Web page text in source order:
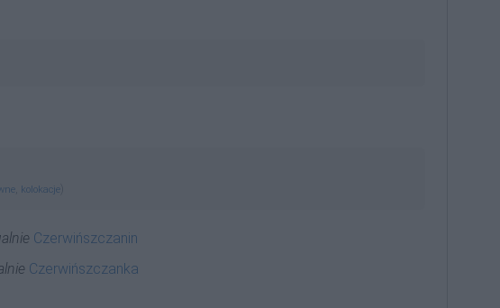
kolokacje
Czerwińszczanin
Czerwińszczanka